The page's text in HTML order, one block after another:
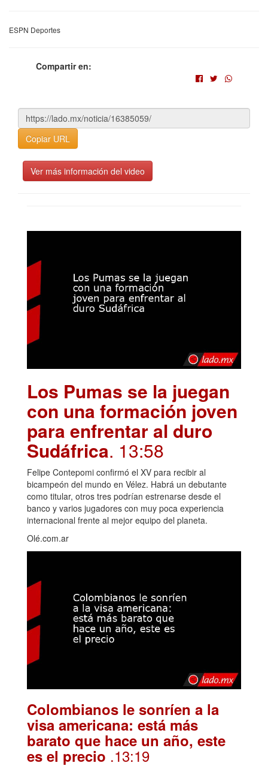
ESPN Deportes
Compartir en:
Copiar URL
Ver más información del video
Los Pumas se la juegan
con una formación joven
para enfrentar al duro
Sudáfrica. 13:58
Felipe Contepomi confirmó el XV para recibir al
bicampeón del mundo en Vélez. Habrá un debutante
como titular, otros tres podrían estrenarse desde el
banco y varios jugadores con muy poca experiencia
internacional frente al mejor equipo del planeta.
Olé.com.ar
Colombianos le sonríen a la
visa americana: está más
barato que hace un año, este
es el precio .13:19